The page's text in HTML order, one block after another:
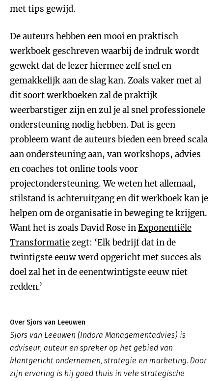
met tips gewijd.
De auteurs hebben een mooi en praktisch
werkboek geschreven waarbij de indruk wordt
gewekt dat de lezer hiermee zelf snel en
gemakkelijk aan de slag kan. Zoals vaker met al
dit soort werkboeken zal de praktijk
weerbarstiger zijn en zul je al snel professionele
ondersteuning nodig hebben. Dat is geen
probleem want de auteurs bieden een breed scala
aan ondersteuning aan, van workshops, advies
en coaches tot online tools voor
projectondersteuning. We weten het allemaal,
stilstand is achteruitgang en dit werkboek kan je
helpen om de organisatie in beweging te krijgen.
Want het is zoals David Rose inExponentiële
Transformatiezegt: ‘Elk bedrijf dat in de
twintigste eeuw werd opgericht met succes als
doel zal het in de eenentwintigste eeuw niet
redden.’
Over Sjors van Leeuwen
Sjors van Leeuwen (Indora Managementadvies) is
adviseur, auteur en spreker op het gebied van
klantgericht ondernemen, strategie en marketing. Door
zijn ervaring is hij goed thuis in vele strategische